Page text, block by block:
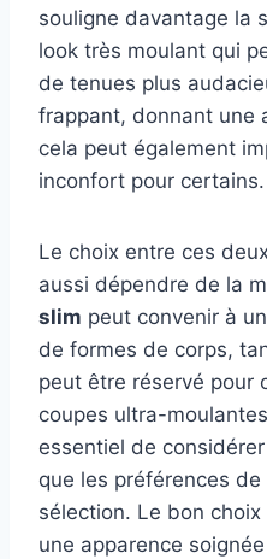
souligne davantage la
look très moulant qui
de tenues plus
frappant, donnant une
cela peut également
inconfort pour certains.
Le choix entre ces
aussi dépendre de la
slim peut convenir à
de formes de corps,
peut être réservé pour
coupes ultra-
essentiel de
que les préférences
sélection. Le bon
une apparence